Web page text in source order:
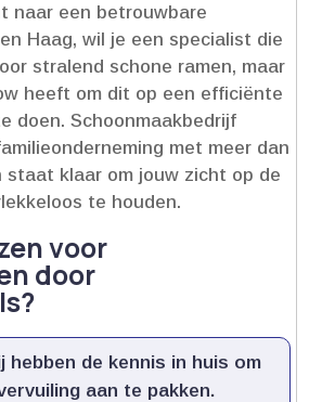
naar een betrouwbare
Haag, wil je een specialist die
stralend schone ramen, maar
heeft om dit op een efficiënte
doen.​ Schoonmaakbedrijf
met meer dan
staat klaar om jouw zicht op de
te houden.​
voor
door
hebben de kennis in huis om
aan te pakken.​